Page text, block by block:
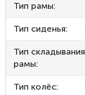
Тип рамы:
Тип сиденья:
Тип складывания
рамы:
Тип колёс: